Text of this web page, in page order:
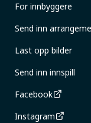
For innbyggere
Send inn
Last opp bilder
Send inn innspill
Facebook
Instagram